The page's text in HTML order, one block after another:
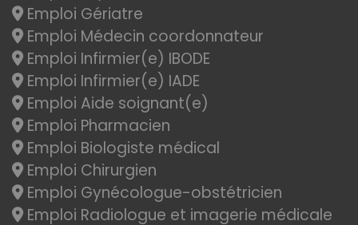
Emploi Gériatre
Emploi Médecin coordonnateur
Emploi Infirmier(e) IBODE
Emploi Infirmier(e) IADE
Emploi Aide soignant(e)
Emploi Pharmacien
Emploi Biologiste médical
Emploi Chirurgien
Emploi Gynécologue-obstétricien
Emploi Radiologue et imagerie médicale